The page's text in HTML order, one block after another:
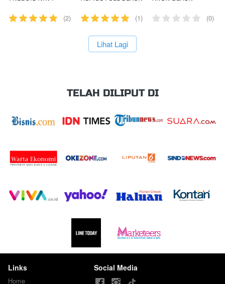
(2) (1) (0)
`Lihat Lagi
TELAH DILIPUT DI
Links
Home
Social Media